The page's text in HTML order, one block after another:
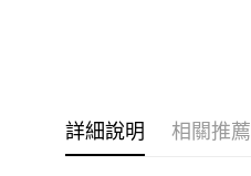
詳細說明 相關推薦